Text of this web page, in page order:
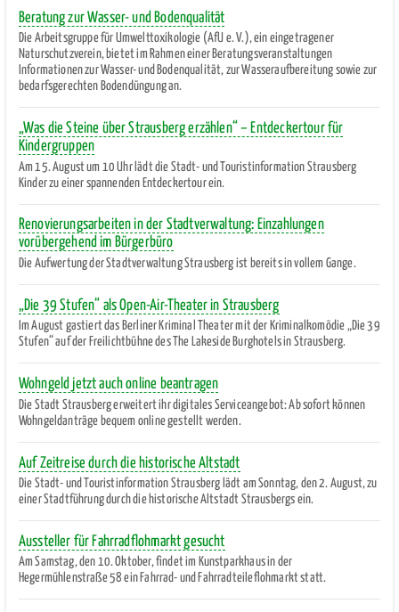
Beratung zur Wasser- und Bodenqualität
Die Arbeitsgruppe für Umwelttoxikologie (AfU e. V.), ein eingetragener
Naturschutzverein, bietet im Rahmen einer Beratungsveranstaltungen
Informationen zur Wasser- und Bodenqualität, zur Wasseraufbereitung sowie zur
bedarfsgerechten Bodendüngung an.
„Was die Steine über Strausberg erzählen“ – Entdeckertour für
Kindergruppen
Am 15. August um 10 Uhr lädt die Stadt- und Touristinformation Strausberg
Kinder zu einer spannenden Entdeckertour ein.
Renovierungsarbeiten in der Stadtverwaltung: Einzahlungen
vorübergehend im Bürgerbüro
Die Aufwertung der Stadtverwaltung Strausberg ist bereits in vollem Gange.
„Die 39 Stufen“ als Open-Air-Theater in Strausberg
Im August gastiert das Berliner Kriminal Theater mit der Kriminalkomödie „Die 39
Stufen“ auf der Freilichtbühne des The Lakeside Burghotels in Strausberg.
Wohngeld jetzt auch online beantragen
Die Stadt Strausberg erweitert ihr digitales Serviceangebot: Ab sofort können
Wohngeldanträge bequem online gestellt werden.
Auf Zeitreise durch die historische Altstadt
Die Stadt- und Touristinformation Strausberg lädt am Sonntag, den 2. August, zu
einer Stadtführung durch die historische Altstadt Strausbergs ein.
Aussteller für Fahrradflohmarkt gesucht
Am Samstag, den 10. Oktober, findet im Kunstparkhaus in der
Hegermühlenstraße 58 ein Fahrrad- und Fahrradteileflohmarkt statt.